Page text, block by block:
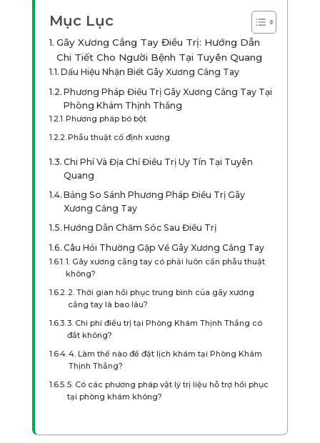
Mục Lục
Gãy Xương Cẳng Tay Điều Trị: Hướng Dẫn
Chi Tiết Cho Người Bệnh Tại Tuyên Quang
Dấu Hiệu Nhận Biết Gãy Xương Cẳng Tay
Phương Pháp Điều Trị Gãy Xương Cẳng Tay Tại
Phòng Khám Thịnh Thắng
Phương pháp bó bột
Phẫu thuật cố định xương
Chi Phí Và Địa Chỉ Điều Trị Uy Tín Tại Tuyên
Quang
Bảng So Sánh Phương Pháp Điều Trị Gãy
Xương Cẳng Tay
Hướng Dẫn Chăm Sóc Sau Điều Trị
Câu Hỏi Thường Gặp Về Gãy Xương Cẳng Tay
1. Gãy xương cẳng tay có phải luôn cần phẫu thuật
không?
2. Thời gian hồi phục trung bình của gãy xương
cẳng tay là bao lâu?
3. Chi phí điều trị tại Phòng Khám Thịnh Thắng có
đắt không?
4. Làm thế nào để đặt lịch khám tại Phòng Khám
Thịnh Thắng?
5. Có các phương pháp vật lý trị liệu hỗ trợ hồi phục
tại phòng khám không?